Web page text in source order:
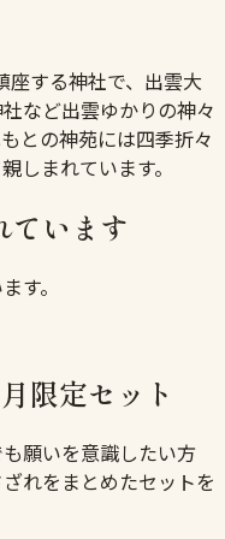
座する神社で、出雲大
など出雲ゆかりの神々
との神苑には四季折々
しまれています。
ています
す。
限定セット
願いを意識したい方
れをまとめたセットを